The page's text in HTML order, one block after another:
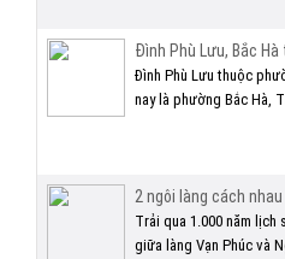
Đình Phù Lưu, Bắc Hà
Đình Phù Lưu thuộc
nay là phường Bắc Hà,
2 ngôi làng cách
Trải qua 1.000 năm
giữa làng Vạn Phúc và